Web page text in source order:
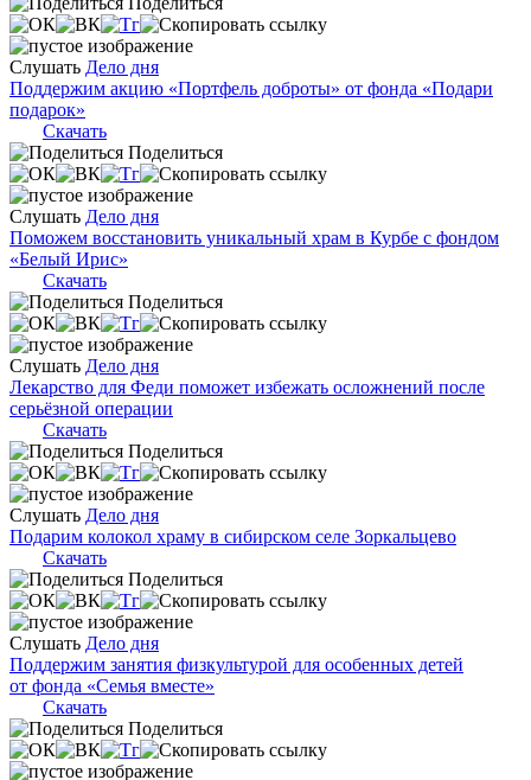
Слушать Дело дня
Поддержим акцию «Портфель доброты» от фонда «Подари
подарок»
Скачать
Поделиться
Слушать Дело дня
Поможем восстановить уникальный храм в Курбе с фондом
«Белый Ирис»
Скачать
Поделиться
Слушать Дело дня
Лекарство для Феди поможет избежать осложнений после
серьёзной операции
Скачать
Поделиться
Слушать Дело дня
Подарим колокол храму в сибирском селе Зоркальцево
Скачать
Поделиться
Слушать Дело дня
Поддержим занятия физкультурой для особенных детей
от фонда «Семья вместе»
Скачать
Поделиться